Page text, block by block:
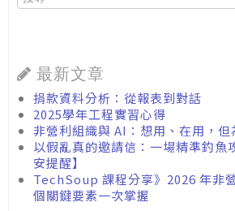
最新文章
捐款資料分析：從報表到對話
2025學年工程實習心得
非營利組織與 AI：想用、在用，但
以假亂真的邀請信：一場精準釣魚
安提醒】
TechSoup 課程分享》2026 年非
個關鍵要素一次掌握